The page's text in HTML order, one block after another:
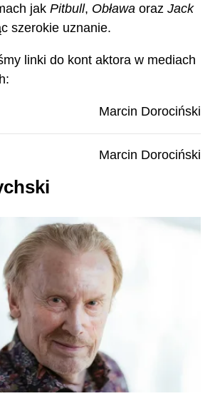
jak Pitbull, Obława oraz Jack
szerokie uznanie.
linki do kont aktora w mediach
Marcin Dorociński
Marcin Dorociński